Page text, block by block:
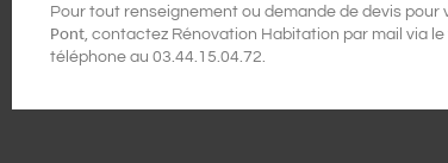
Pour tout renseignement ou demande de devis pour
Pont, contactez Rénovation Habitation par mail via
téléphone au 03.44.15.04.72.